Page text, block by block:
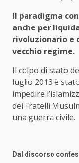
Il paradigma
anche per
rivoluzionario e
vecchio regime.
Il colpo di stato
luglio 2013 è
impedire
dei Fratelli
una guerra civile.
Dal discorso